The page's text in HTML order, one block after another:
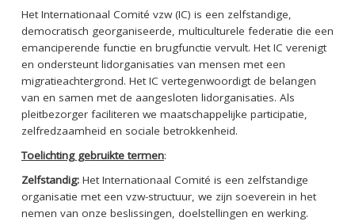
Het Internationaal Comité vzw (IC) is een zelfstandige,
democratisch georganiseerde, multiculturele federatie die een
emanciperende functie en brugfunctie vervult. Het IC verenigt
en ondersteunt lidorganisaties van mensen met een
migratieachtergrond. Het IC vertegenwoordigt de belangen
van en samen met de aangesloten lidorganisaties. Als
pleitbezorger faciliteren we maatschappelijke participatie,
zelfredzaamheid en sociale betrokkenheid.
Toelichting gebruikte termen:
Zelfstandig:Het Internationaal Comité is een zelfstandige
organisatie met een vzw-structuur, we zijn soeverein in het
nemen van onze beslissingen, doelstellingen en werking.